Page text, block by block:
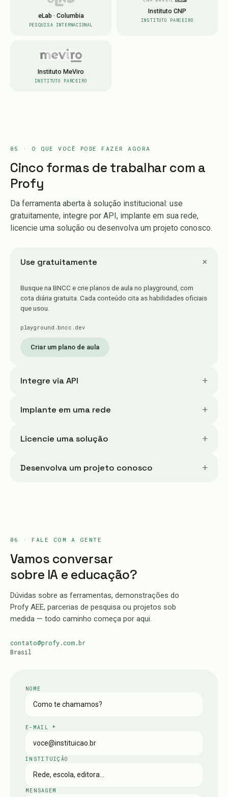
eLab · Columbia
PESQUISA INTERNACIONAL
Instituto CNP
INSTITUTO PARCEIRO
Instituto MeViro
INSTITUTO PARCEIRO
05 · O QUE VOCÊ PODE FAZER AGORA
Cinco formas de trabalhar com a
Profy
Da ferramenta aberta à solução institucional: use
gratuitamente, integre por API, implante em sua rede,
licencie uma solução ou desenvolva um projeto conosco.
Use gratuitamente +
Busque na BNCC e crie planos de aula no playground, com
cota diária gratuita. Cada conteúdo cita as habilidades oficiais
que usou.
playground.bncc.dev
Criar um plano de aula
Integre via API +
Implante em uma rede +
Licencie uma solução +
Desenvolva um projeto conosco +
06 · FALE COM A GENTE
Vamos conversar
sobre IA e educação?
Dúvidas sobre as ferramentas, demonstrações do
Profy AEE, parcerias de pesquisa ou projetos sob
medida — todo caminho começa por aqui.
contato@profy.com.br
Brasil
NOME
E-MAIL *
INSTITUIÇÃO
MENSAGEM